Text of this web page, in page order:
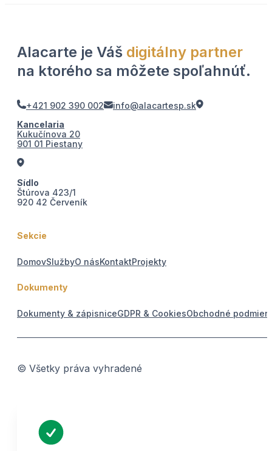
+421 902 390 002
info@alacartesp.sk
Kancelaria
Kukučínova 20
901 01 Piestany
Sídlo
Štúrova 423/1
920 42 Červeník
Alacarte je Váš digitálny partner
na ktorého sa môžete spoľahnúť.
Sekcie
DomovSlužbyO násKontaktProjekty
Dokumenty
Dokumenty & zápisniceGDPR & CookiesObchodné
© Všetky práva vyhradené